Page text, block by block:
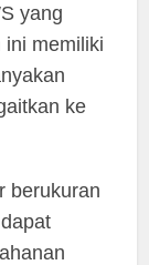
yang
ini memiliki
ke
berukuran